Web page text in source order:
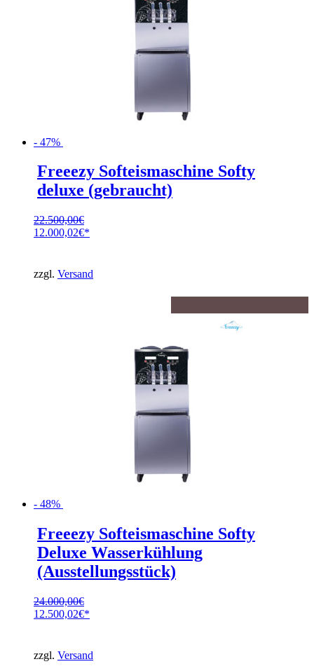
- 47%
Freeezy Softeismaschine Softy
deluxe (gebraucht)
22.500,00€
Ursprünglicher
22.500,00€
12.000,02€
ist:
12.000,02€.
zzgl. Versand
- 48%
Freeezy Softeismaschine Softy
Deluxe Wasserkühlung
(Ausstellungsstück)
24.000,00€
Ursprünglicher
24.000,00€
12.500,02€
ist:
12.500,02€.
zzgl. Versand